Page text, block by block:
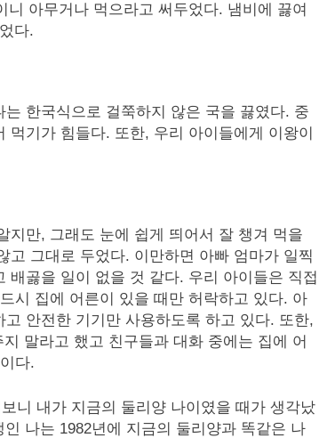
아무거나 먹으라고 써두었다. 냄비에 끓여
다.
한국식으로 걸쭉하지 않은 국을 끓였다. 중
기가 힘들다. 또한, 우리 아이들에게 이왕이
지만, 그래도 눈에 쉽게 띄어서 잘 챙겨 먹을
고 그대로 두었다. 이만하면 아빠 엄마가 일찍
배곯을 일이 없을 것 같다. 우리 아이들은 직접
시 집에 어른이 있을 때만 허락하고 있다. 아
안전한 기기만 사용하도록 하고 있다. 또한,
말라고 했고 친구들과 대화 중에는 집에 어
다.
니 내가 지금의 둘리양 나이였을 때가 생각났
나는 1982년에 지금의 둘리양과 똑같은 나